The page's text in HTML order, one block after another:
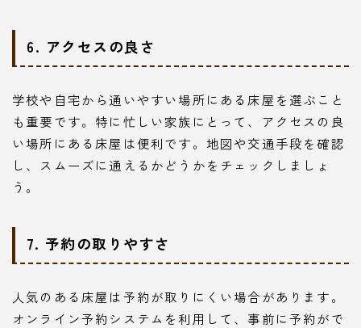
6. アクセスの良さ
学校や自宅から通いやすい場所にある床屋を選ぶこと
も重要です。特に忙しい家族にとって、アクセスの良
い場所にある床屋は便利です。地図や交通手段を確認
し、スムーズに通えるかどうかをチェックしましょ
う。
7. 予約の取りやすさ
人気のある床屋は予約が取りにくい場合があります。
オンライン予約システムを利用して、事前に予約がで